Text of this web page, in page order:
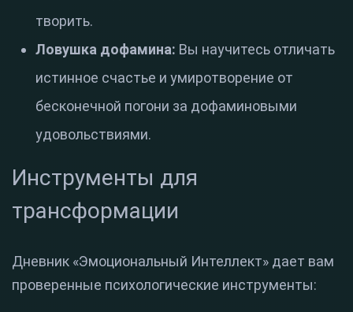
творить.
Ловушка дофамина: Вы научитесь отличать
истинное счастье и умиротворение от
бесконечной погони за дофаминовыми
удовольствиями.
Инструменты для
трансформации
Дневник «Эмоциональный Интеллект» дает вам
проверенные психологические инструменты: